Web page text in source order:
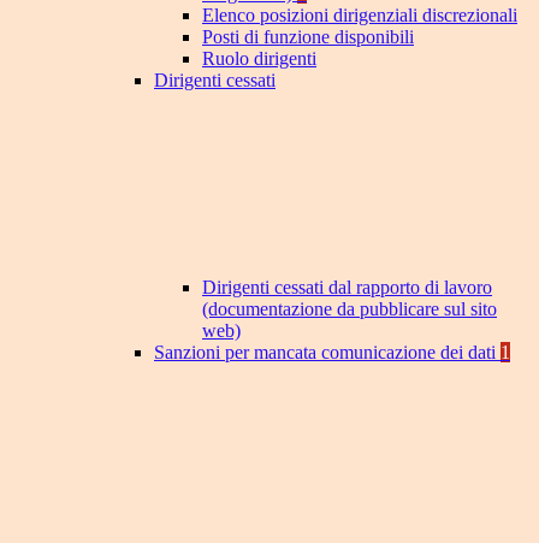
Elenco posizioni dirigenziali discrezionali
Posti di funzione disponibili
Ruolo dirigenti
Dirigenti cessati
Dirigenti cessati dal rapporto di lavoro
(documentazione da pubblicare sul sito
web)
Sanzioni per mancata comunicazione dei dati 1